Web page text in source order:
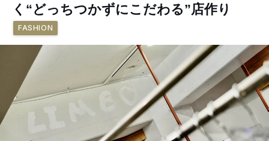
く“どっちつかずにこだわる”店作り
FASHION